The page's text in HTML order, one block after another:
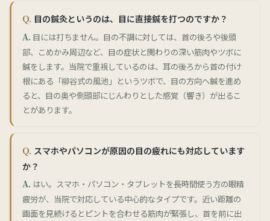
目の鍼灸というのは、目に直接鍼を打つのですか？
目には打ちません。目の不調に対しては、首の後ろや後頭
部、こめかみ周辺など、目の症状と関わりの深い筋肉やツボに
鍼をします。当院で重視しているのは、耳の後ろから首の付け
根にある「柳谷式の風池」というツボで、目の方向へ鍼を進め
ると、目の奥や側頭部にじんわりとした感覚（響き）が出るこ
とがあります。
スマホやパソコンが原因の目の疲れにも対応しています
か？
はい。スマホ・パソコン・タブレットを長時間使う方の眼精
疲労が、当院で対応している中心的なタイプです。近い距離の
画面を見続けるとピントを合わせる筋肉が緊張し、首を前に出